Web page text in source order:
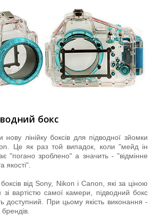
бокс
нову лінійку боксів для підводної зйомки
Це як раз той випадок, коли "мейд ін
"погано зроблено" а значить - "відмінне
якості".
від Sony, Nikon і Canon, які за ціною
зі вартістю самої камери, підводний бокс
доступний. При цьому якість виконання -
брендів.